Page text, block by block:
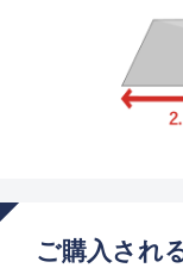
ご購入され